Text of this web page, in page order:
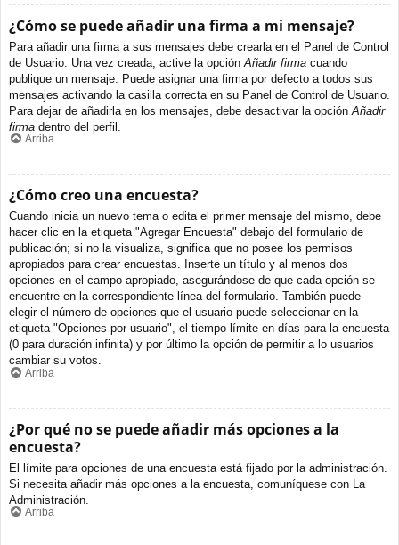
¿Cómo se puede añadir una firma a mi mensaje?
Para añadir una firma a sus mensajes debe crearla en el Panel de Control
de Usuario. Una vez creada, active la opción Añadir firma cuando
publique un mensaje. Puede asignar una firma por defecto a todos sus
mensajes activando la casilla correcta en su Panel de Control de Usuario.
Para dejar de añadirla en los mensajes, debe desactivar la opción Añadir
firma dentro del perfil.
Arriba
¿Cómo creo una encuesta?
Cuando inicia un nuevo tema o edita el primer mensaje del mismo, debe
hacer clic en la etiqueta "Agregar Encuesta" debajo del formulario de
publicación; si no la visualiza, significa que no posee los permisos
apropiados para crear encuestas. Inserte un título y al menos dos
opciones en el campo apropiado, asegurándose de que cada opción se
encuentre en la correspondiente línea del formulario. También puede
elegir el número de opciones que el usuario puede seleccionar en la
etiqueta "Opciones por usuario", el tiempo límite en días para la encuesta
(0 para duración infinita) y por último la opción de permitir a lo usuarios
cambiar su votos.
Arriba
¿Por qué no se puede añadir más opciones a la
encuesta?
El límite para opciones de una encuesta está fijado por la administración.
Si necesita añadir más opciones a la encuesta, comuníquese con La
Administración.
Arriba